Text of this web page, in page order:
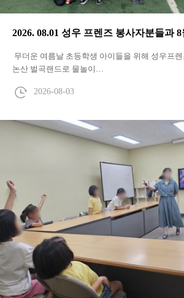
2026. 08.01 성우 프렌즈 봉사자분들과
무더운 여름날 초등학생 아이들을 위해 성우프
논산 벌곡랜드로 물놀이…
2026-08-03